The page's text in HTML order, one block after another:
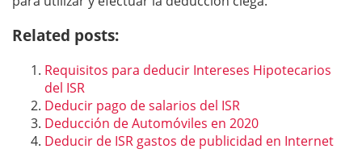
Related posts:
Requisitos para deducir Intereses Hipotecarios
del ISR
Deducir pago de salarios del ISR
Deducción de Automóviles en 2020
Deducir de ISR gastos de publicidad en Internet